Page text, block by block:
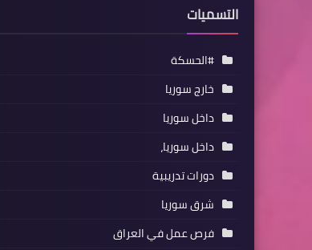
التسميات
#الحسكة
خارج سوريا
داخل سوريا
داخل سوريا،
دورات تدريبية
شرق سوريا
فرص عمل في العراق